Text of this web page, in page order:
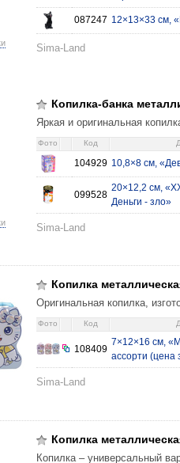
087247 12×13×33 см,
Sima-Land
Копилка-банка
Яркая и оригинальная
Фото Код
104929 10,8×8 см,
099528
20×12,2 см,
Деньги - зло»
Sima-Land
Копилка
Оригинальная копилка,
Фото Код
108409
7×12×16 см,
ассорти (цена
Sima-Land
Копилка
Копилка – универсальный